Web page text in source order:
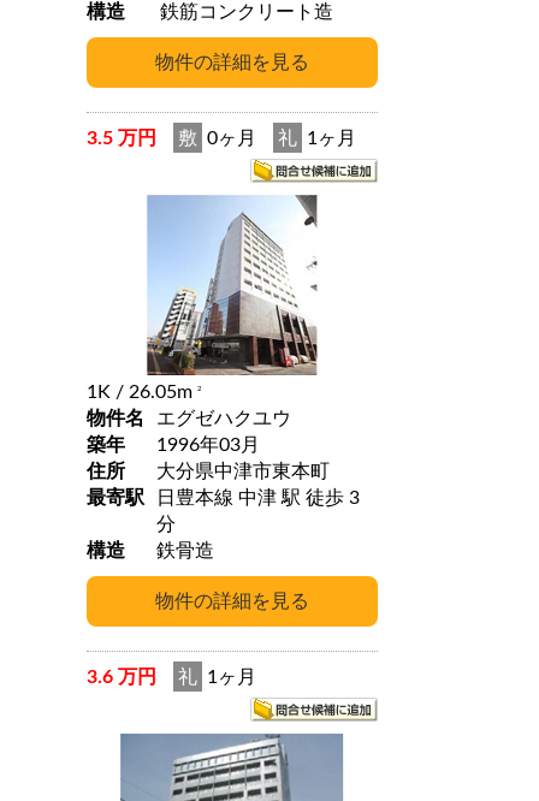
構造
鉄筋コンクリート造
3.5 万円 敷 0ヶ月 礼 1ヶ月
1K / 26.05m 2
物件名
エグゼハクユウ
築年
1996年03月
住所
大分県中津市東本町
最寄駅
日豊本線 中津 駅 徒歩 3
分
構造
鉄骨造
3.6 万円 礼 1ヶ月